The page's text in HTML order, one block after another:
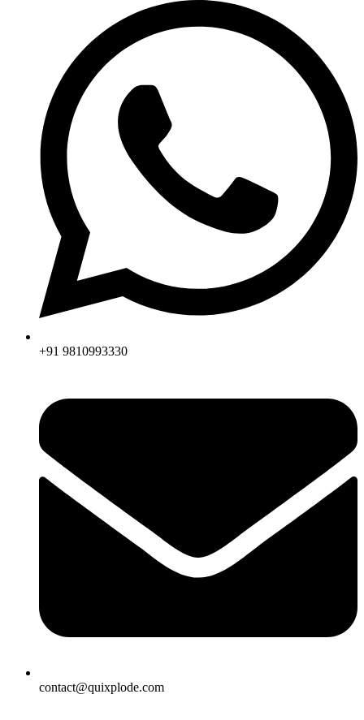
+91 9810993330
contact@quixplode.com